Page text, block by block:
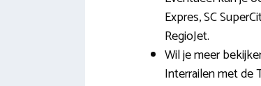
Expres, SC
RegioJet.
Wil je meer
Interrailen met de